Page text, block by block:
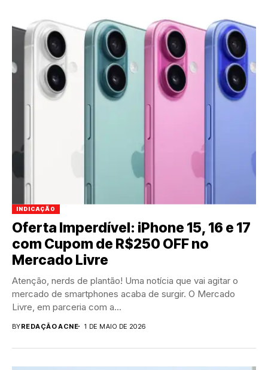
INDICAÇÃO
Oferta Imperdível: iPhone 15, 16 e 17
com Cupom de R$250 OFF no
Mercado Livre
Atenção, nerds de plantão! Uma notícia que vai agitar o
mercado de smartphones acaba de surgir. O Mercado
Livre, em parceria com a...
BYREDAÇÃO ACNE 1 DE MAIO DE 2026